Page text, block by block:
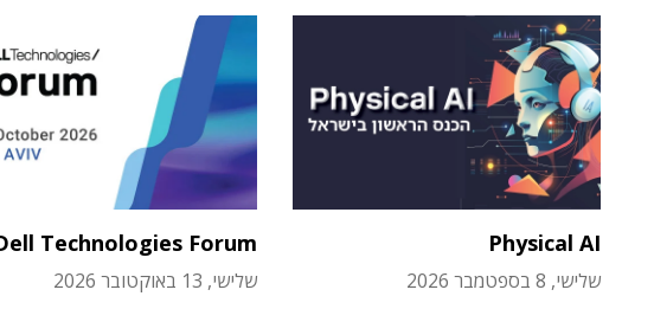
Physical AI
שלישי, 8 בספטמבר 2026
Technologies Forum
שלישי, 13 באוקטובר 2026